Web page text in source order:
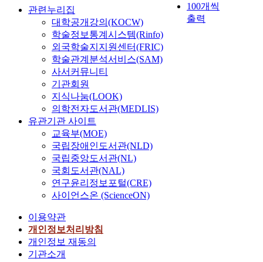
100개씩
출력
관련누리집
대학공개강의(KOCW)
학술정보통계시스템(Rinfo)
외국학술지지원센터(FRIC)
학술관계분석서비스(SAM)
사서커뮤니티
기관회원
지식나눔(LOOK)
의학전자도서관(MEDLIS)
유관기관 사이트
교육부(MOE)
국립장애인도서관(NLD)
국립중앙도서관(NL)
국회도서관(NAL)
연구윤리정보포털(CRE)
사이언스온 (ScienceON)
이용약관
개인정보처리방침
개인정보 재동의
기관소개